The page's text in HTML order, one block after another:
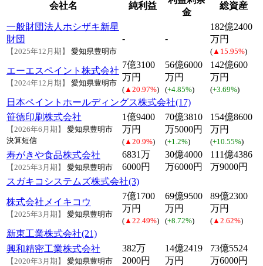
会社名
純利益
金
総資産
一般財団法人ホシザキ新星
財団
【2025年12月期】 愛知県豊明市
- -
182億2400
万円
( ▲15.95%)
エーエスペイント株式会社
【2024年12月期】 愛知県豊明市
7億3100
万円
( ▲20.97%)
56億6000
万円
(+4.85%)
142億600
万円
(+3.69%)
日本ペイントホールディングス株式会社(17)
笹徳印刷株式会社
【2026年6月期】
愛知県豊明市
決算短信
1億9400
万円
( ▲20.9%)
70億3810
万5000円
(+1.2%)
154億8600
万円
(+10.55%)
寿がきや食品株式会社
【2025年3月期】 愛知県豊明市
6831万
6000円
30億4000
万6000円
111億4386
万9000円
スガキコシステムズ株式会社(3)
株式会社メイキコウ
【2025年3月期】 愛知県豊明市
7億1700
万円
( ▲22.49%)
69億9500
万円
(+8.72%)
89億2300
万円
( ▲2.62%)
新東工業株式会社(21)
興和精密工業株式会社
【2020年3月期】 愛知県豊明市
382万
2000円
14億2419
万円
73億5524
万6000円